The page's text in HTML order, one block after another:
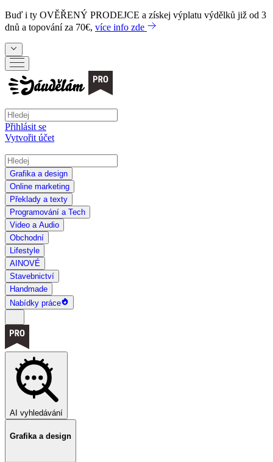
Buď i ty OVĚŘENÝ PRODEJCE a získej výplatu výdělků již od 3
dnů a topování za 70€, více info zde
Přihlásit se
Vytvořit účet
Grafika a design
Online marketing
Překlady a texty
Programování a Tech
Video a Audio
Obchodní
Lifestyle
AI NOVÉ
Stavebnictví
Handmade
Nabídky práce
AI vyhledávání
Grafika a design